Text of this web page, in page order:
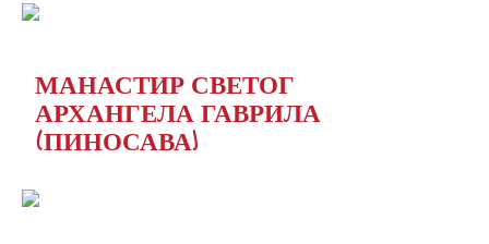
МАНАСТИР СВЕТОГ
АРХАНГЕЛА ГАВРИЛА
(ПИНОСАВА)